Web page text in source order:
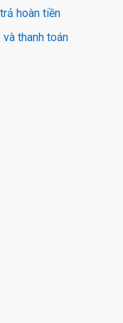
hoàn tiền
thanh toán